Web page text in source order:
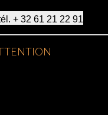
+ 32 61 21 22 91